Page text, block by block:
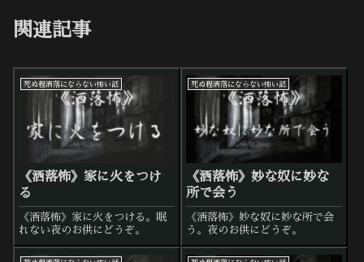
関連記事
死ぬ程洒落にならない怖い話
《洒落怖》家に火をつけ
る
《洒落怖》家に火をつける。眠
れない夜のお供にどうぞ。
死ぬ程洒落にならない怖い話
《洒落怖》妙な奴に妙な
所で会う
《洒落怖》妙な奴に妙な所で会
う。夜のお供にどうぞ。